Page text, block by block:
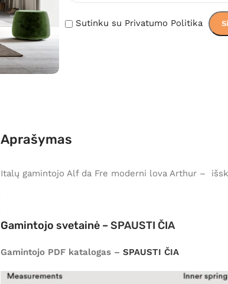
Sutinku su Privatumo Politika
Aprašymas
Italų gamintojo Alf da Fre moderni lova Arthur –
Gamintojo svetainė –SPAUSTI ČIA
Gamintojo PDF katalogas – SPAUSTI ČIA